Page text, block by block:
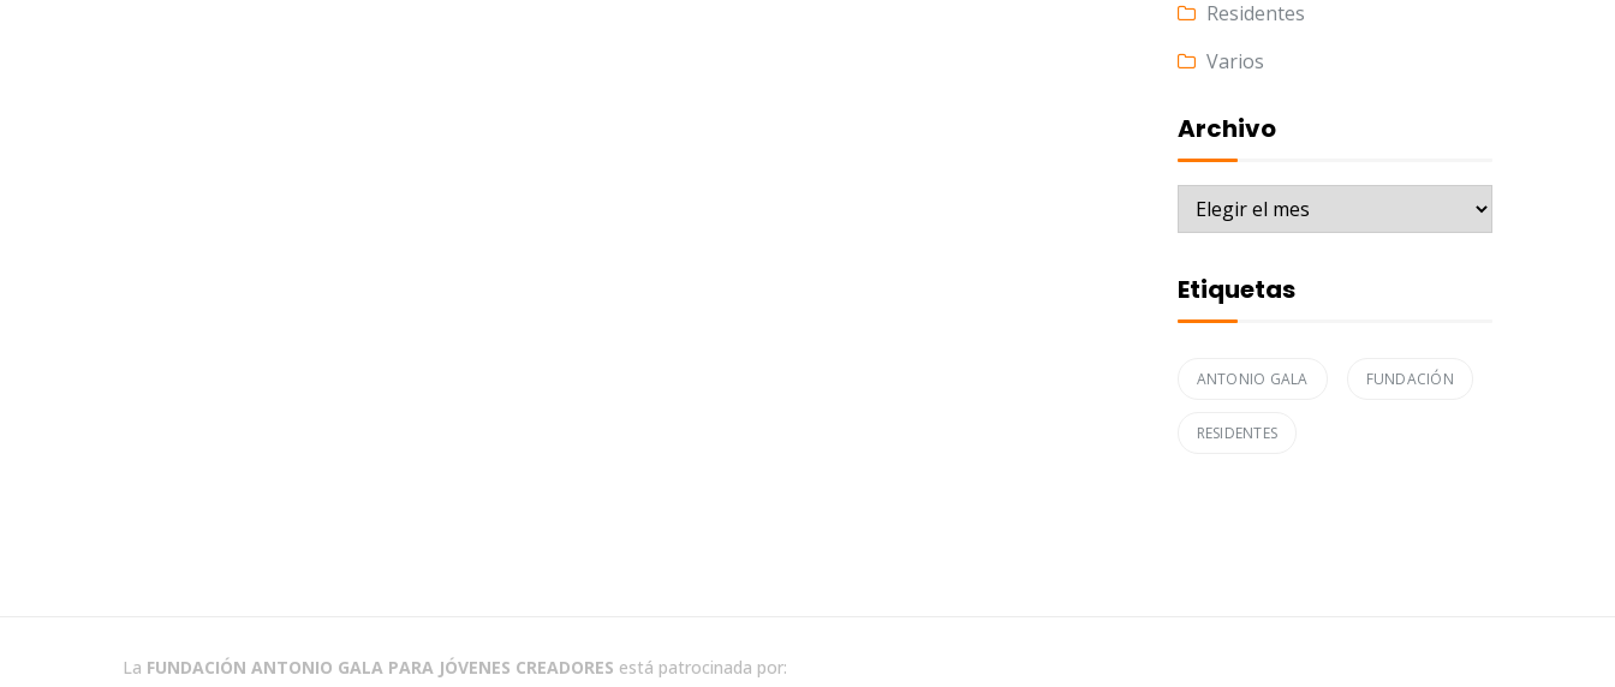
Residentes
Varios
Archivo
Archivo
Etiquetas
ANTONIO GALA FUNDACIÓN
RESIDENTES
La FUNDACIÓN ANTONIO GALA PARA JÓVENES CREADORES está patrocinada por: